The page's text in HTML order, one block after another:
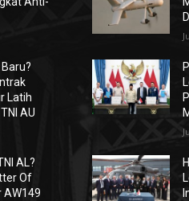
Latih
AU
AL?
Of
AW149